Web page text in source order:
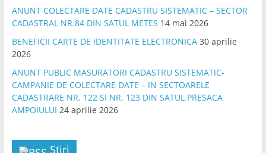
ANUNT COLECTARE DATE CADASTRU SISTEMATIC – SECTOR
CADASTRAL NR.84 DIN SATUL METES 14 mai 2026
BENEFICII CARTE DE IDENTITATE ELECTRONICA 30 aprilie
2026
ANUNT PUBLIC MASURATORI CADASTRU SISTEMATIC-
CAMPANIE DE COLECTARE DATE – IN SECTOARELE
CADASTRARE NR. 122 SI NR. 123 DIN SATUL PRESACA
AMPOIULUI 24 aprilie 2026
Știri